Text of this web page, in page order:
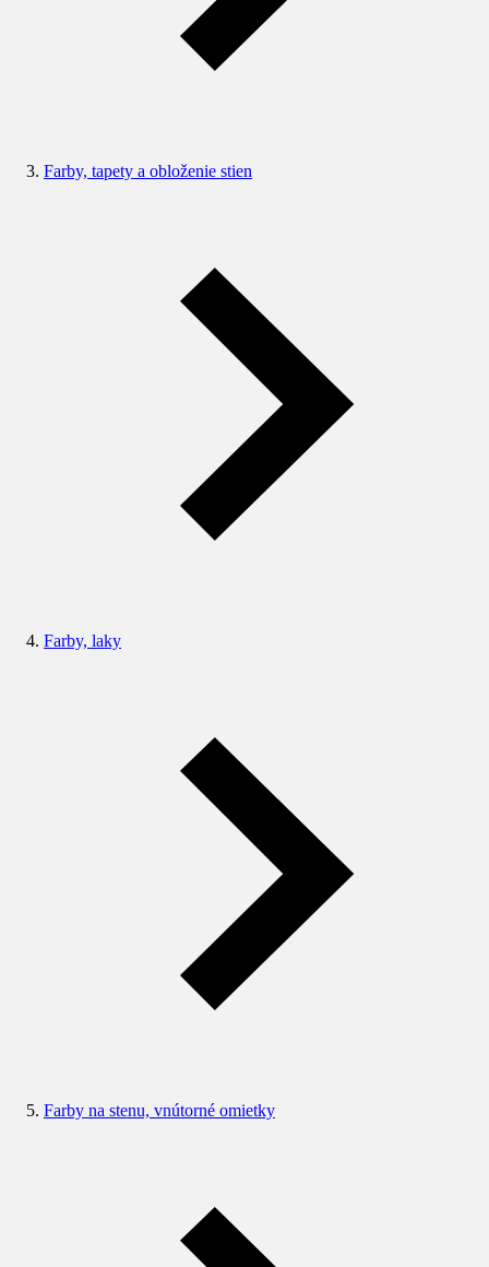
Farby, tapety a obloženie stien
Farby, laky
Farby na stenu, vnútorné omietky